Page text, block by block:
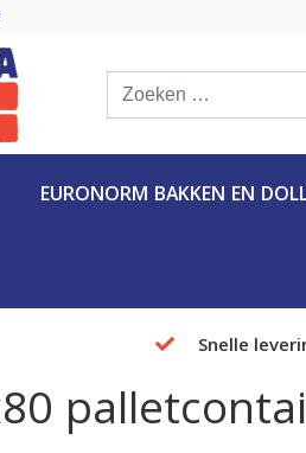
EURONORM BAKKEN EN
Snelle